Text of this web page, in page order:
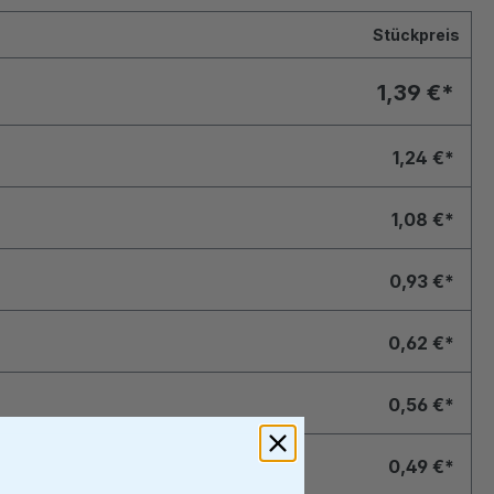
Stückpreis
1,39 €*
1,24 €*
1,08 €*
0,93 €*
0,62 €*
0,56 €*
0,49 €*